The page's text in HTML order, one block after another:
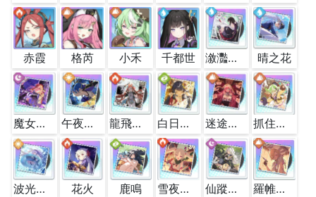
赤霞 格芮 小禾 千都世 漵灩故池水 晴之花
魔女的靴麵 午夜，堕天使 龍飛鳳舞 白日花国 迷途的朝聖者 抓住傳說
波光漫游 花火 鹿鳴 雪夜驚喜 仙蹤良夢 羅帷春染歲朝新